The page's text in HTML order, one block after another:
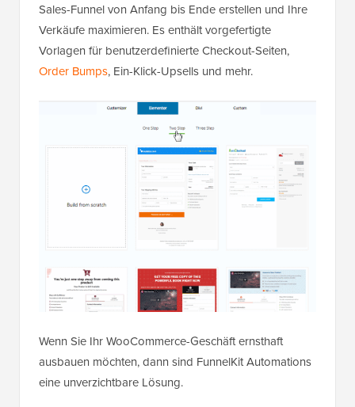
Sales-Funnel von Anfang bis Ende erstellen und Ihre
Verkäufe maximieren. Es enthält vorgefertigte
Vorlagen für benutzerdefinierte Checkout-Seiten,
Order Bumps, Ein-Klick-Upsells und mehr.
Wenn Sie Ihr WooCommerce-Geschäft ernsthaft
ausbauen möchten, dann sind FunnelKit Automations
eine unverzichtbare Lösung.